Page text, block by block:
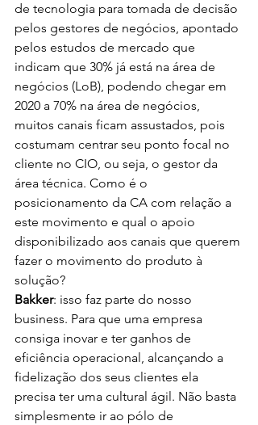
de tecnologia para tomada de decisão
pelos gestores de negócios, apontado
pelos estudos de mercado que
indicam que 30% já está na área de
negócios (LoB), podendo chegar em
2020 a 70% na área de negócios,
muitos canais ficam assustados, pois
costumam centrar seu ponto focal no
cliente no CIO, ou seja, o gestor da
área técnica. Como é o
posicionamento da CA com relação a
este movimento e qual o apoio
disponibilizado aos canais que querem
fazer o movimento do produto à
solução?
Bakker: isso faz parte do nosso
business. Para que uma empresa
consiga inovar e ter ganhos de
eficiência operacional, alcançando a
fidelização dos seus clientes ela
precisa ter uma cultural ágil. Não basta
simplesmente ir ao pólo de